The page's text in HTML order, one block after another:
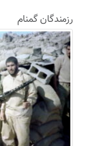
رزمندگان گمنام